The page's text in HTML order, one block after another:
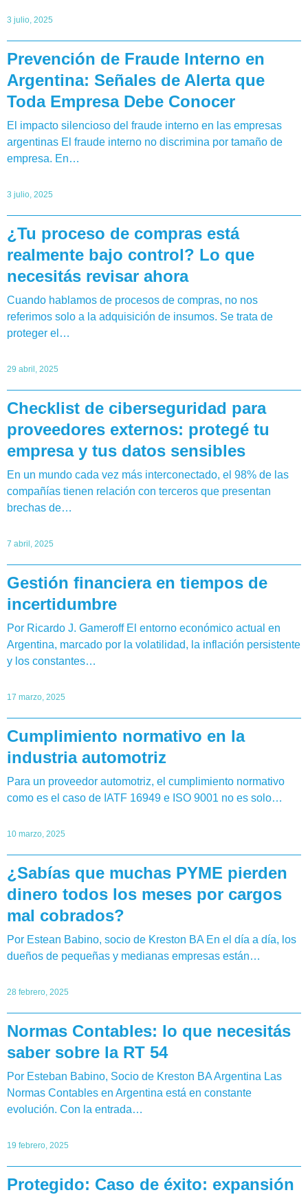
3 julio, 2025
Prevención de Fraude Interno en
Argentina: Señales de Alerta que
Toda Empresa Debe Conocer
El impacto silencioso del fraude interno en las empresas
argentinas El fraude interno no discrimina por tamaño de
empresa. En…
3 julio, 2025
¿Tu proceso de compras está
realmente bajo control? Lo que
necesitás revisar ahora
Cuando hablamos de procesos de compras, no nos
referimos solo a la adquisición de insumos. Se trata de
proteger el…
29 abril, 2025
Checklist de ciberseguridad para
proveedores externos: protegé tu
empresa y tus datos sensibles
En un mundo cada vez más interconectado, el 98% de las
compañías tienen relación con terceros que presentan
brechas de…
7 abril, 2025
Gestión financiera en tiempos de
incertidumbre
Por Ricardo J. Gameroff El entorno económico actual en
Argentina, marcado por la volatilidad, la inflación persistente
y los constantes…
17 marzo, 2025
Cumplimiento normativo en la
industria automotriz
Para un proveedor automotriz, el cumplimiento normativo
como es el caso de IATF 16949 e ISO 9001 no es solo…
10 marzo, 2025
¿Sabías que muchas PYME pierden
dinero todos los meses por cargos
mal cobrados?
Por Estean Babino, socio de Kreston BA En el día a día, los
dueños de pequeñas y medianas empresas están…
28 febrero, 2025
Normas Contables: lo que necesitás
saber sobre la RT 54
Por Esteban Babino, Socio de Kreston BA Argentina Las
Normas Contables en Argentina está en constante
evolución. Con la entrada…
19 febrero, 2025
Protegido: Caso de éxito: expansión